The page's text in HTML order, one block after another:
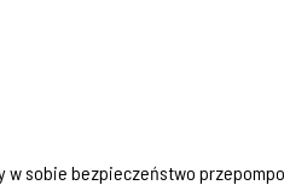
w sobie bezpieczeństwo